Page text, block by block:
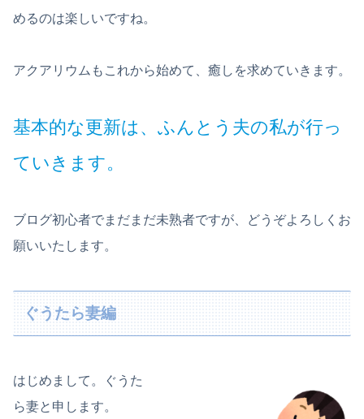
めるのは楽しいですね。
アクアリウムもこれから始めて、癒しを求めていきます。
基本的な更新は、ふんとう夫の私が行っ
ていきます。
ブログ初心者でまだまだ未熟者ですが、どうぞよろしくお
願いいたします。
ぐうたら妻編
はじめまして。ぐうた
ら妻と申します。